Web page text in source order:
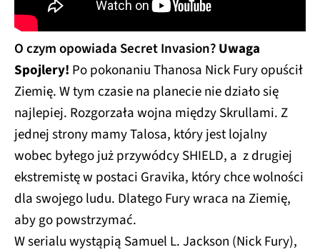
O czym opowiada Secret Invasion?Uwaga
Spojlery! Po pokonaniu Thanosa Nick Fury opuścił
Ziemię. W tym czasie na planecie nie działo się
najlepiej. Rozgorzała wojna między Skrullami. Z
jednej strony mamy Talosa, który jest lojalny
wobec byłego już przywódcy SHIELD, a z drugiej
ekstremistę w postaci Gravika, który chce wolności
dla swojego ludu. Dlatego Fury wraca na Ziemię,
aby go powstrzymać.
W serialu wystąpią Samuel L. Jackson (Nick Fury),